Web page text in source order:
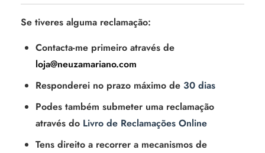
Se tiveres alguma reclamação:
Contacta-me primeiro através de
loja@neuzamariano.com
Responderei no prazo máximo de 30 dias
Podes também submeter uma reclamação
através do Livro de Reclamações Online
Tens direito a recorrer a mecanismos de